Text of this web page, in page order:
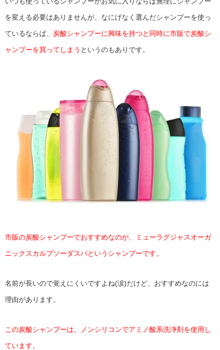
を変える必要はありませんが、なにげなく選んだシャンプーを使っ
ているならば、 炭酸シャンプーに興味を持つと同時に市販で炭酸シ
ャンプーを買ってしまう というのもありです。
市販の炭酸シャンプーでおすすめなのが、ミューラグジャスオーガ
ニックスカルプソーダスパというシャンプーです。
名前が長いので覚えにくいですよね(涙)だけど、おすすめなのには
理由があります。
この炭酸シャンプーは、ノンシリコンでアミノ酸系洗浄剤を使用し
ています。